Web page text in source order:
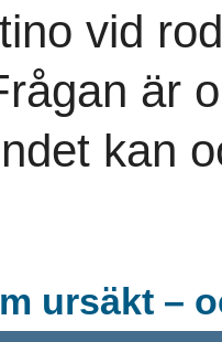
vid
är
kan
ursäkt –